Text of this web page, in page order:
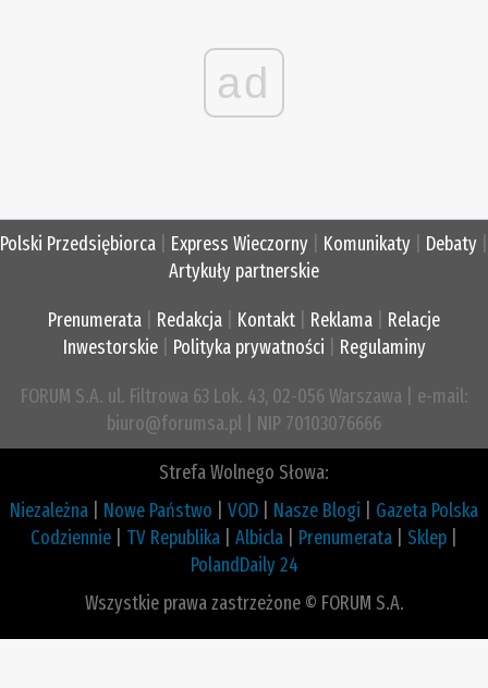
ad
Polski Przedsiębiorca Express Wieczorny Komunikaty Debaty
Artykuły partnerskie
Prenumerata Redakcja Kontakt Reklama
Relacje
Inwestorskie| Polityka prywatności Regulaminy
FORUM S.A. ul. Filtrowa 63 Lok. 43, 02-056 Warszawa | e-mail:
biuro@forumsa.pl | NIP 70103076666
Strefa Wolnego Słowa:
Niezależna
Nowe Państwo VOD Nasze Blogi
Gazeta Polska
Codziennie
TV Republika Albicla Prenumerata Sklep
PolandDaily 24
Wszystkie prawa zastrzeżone © FORUM S.A.